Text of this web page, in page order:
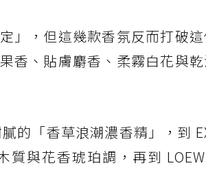
」，但這幾款香氛反而打破
香、貼膚麝香、柔霧白花與
的「香草浪潮濃香精」，到
與花香琥珀調，再到